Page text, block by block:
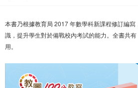
本書乃根據教育局 2017 年數學科新課程修訂編
識，提升學生對於備戰校內考試的能力。全書共
用。